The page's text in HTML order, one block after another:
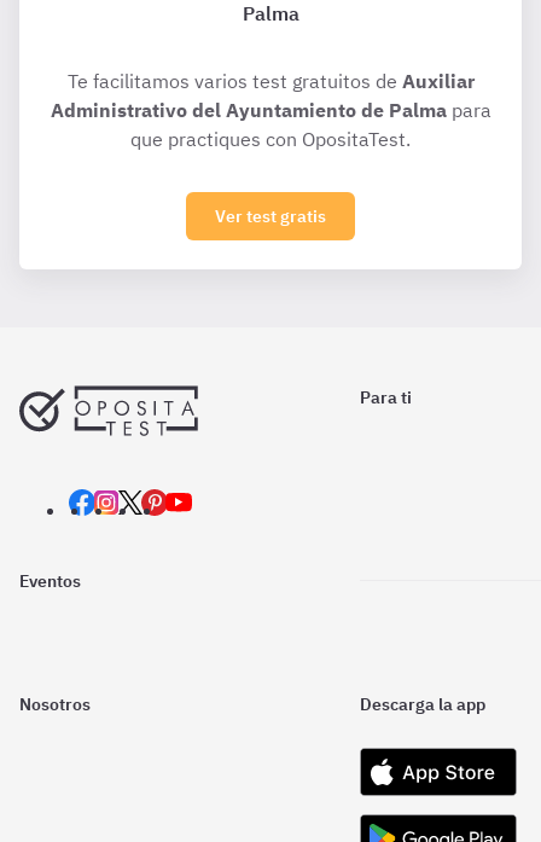
Palma
Te facilitamos varios test gratuitos de Auxiliar
Administrativo del Ayuntamiento de Palmapara
que practiques con OpositaTest.
Ver test gratis
Para ti
Eventos
Nosotros Descarga la app